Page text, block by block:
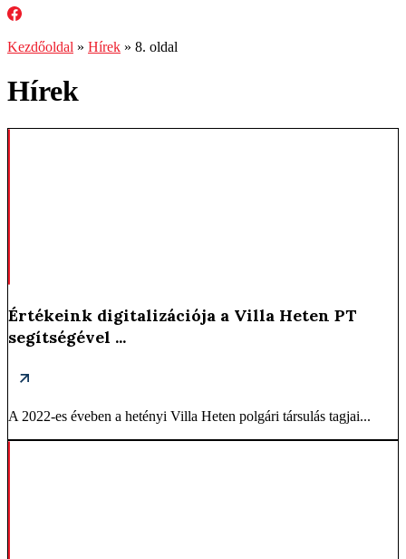
Kezdőoldal » Hírek » 8. oldal
Hírek
Értékeink digitalizációja a Villa Heten PT
segítségével ...
A 2022-es éveben a hetényi Villa Heten polgári társulás tagjai...